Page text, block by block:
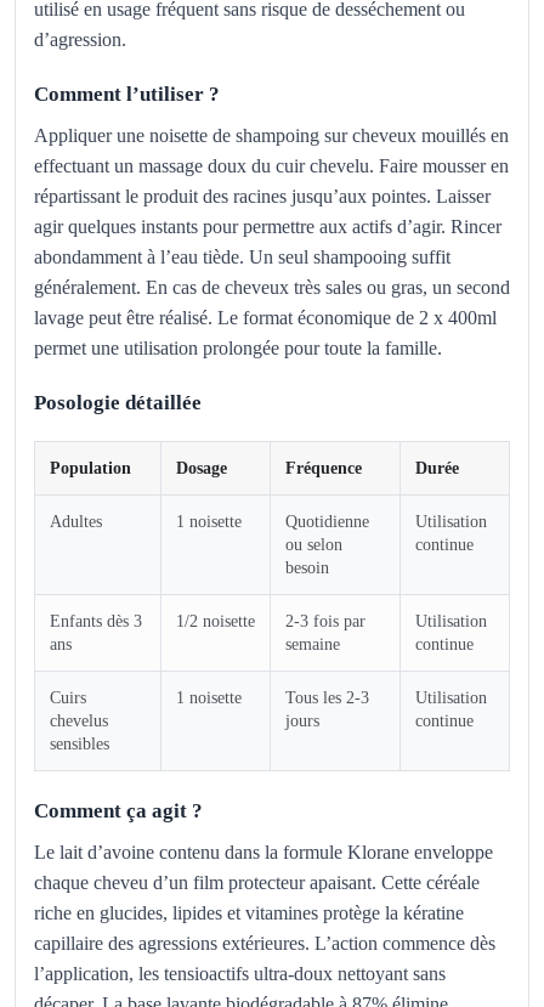
utilisé en usage fréquent sans risque de desséchement ou
d’agression.
Comment l’utiliser ?
Appliquer une noisette de shampoing sur cheveux mouillés en
effectuant un massage doux du cuir chevelu. Faire mousser en
répartissant le produit des racines jusqu’aux pointes. Laisser
agir quelques instants pour permettre aux actifs d’agir. Rincer
abondamment à l’eau tiède. Un seul shampooing suffit
généralement. En cas de cheveux très sales ou gras, un second
lavage peut être réalisé. Le format économique de 2 x 400ml
permet une utilisation prolongée pour toute la famille.
Posologie détaillée
Population Dosage Fréquence Durée
Adultes 1 noisette
Quotidienne
ou selon
besoin
Utilisation
continue
Enfants dès 3
ans
1/2 noisette
2-3 fois par
semaine
Utilisation
continue
Cuirs
chevelus
sensibles
1 noisette
Tous les 2-3
jours
Utilisation
continue
Comment ça agit ?
Le lait d’avoine contenu dans la formule Klorane enveloppe
chaque cheveu d’un film protecteur apaisant. Cette céréale
riche en glucides, lipides et vitamines protège la kératine
capillaire des agressions extérieures. L’action commence dès
l’application, les tensioactifs ultra-doux nettoyant sans